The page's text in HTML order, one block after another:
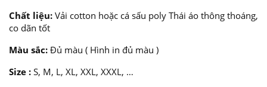
Chất liệu: Vải cotton hoặc cá sấu poly Thái áo thông thoáng,
co dãn tốt
Màu sắc: Đủ màu ( Hình in đủ màu )
Size : S, M, L, XL, XXL, XXXL, …